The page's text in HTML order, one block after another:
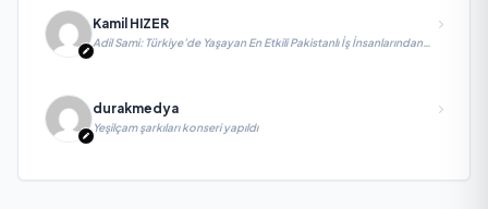
Kamil HIZER
Adil Sami: Türkiye’de Yaşayan En Etkili Pakistanlı İş İnsanlarından
durakmedya
Yeşilçam şarkıları konseri yapıldı